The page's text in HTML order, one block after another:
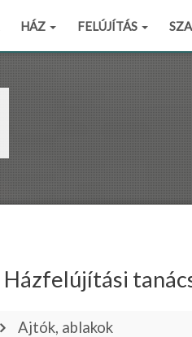
HÁZ FELÚJÍTÁS
Házfelújítási
Ajtók, ablakok